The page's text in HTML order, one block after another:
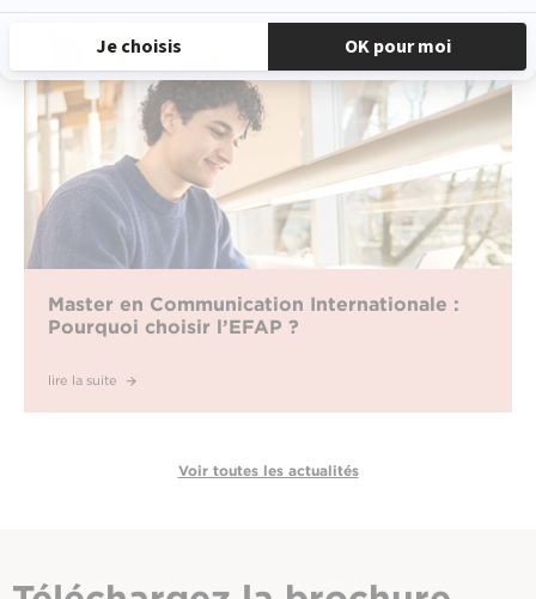
Master en Communication Internationale :
Pourquoi choisir l’EFAP ?
lire la suite
Voir toutes les actualités